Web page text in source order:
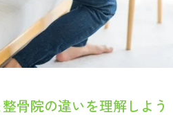
骨院の違いを理解しよう